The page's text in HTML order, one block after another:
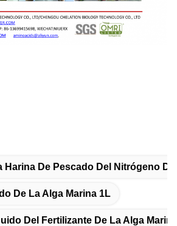
Harina De Pescado Del Nitrógeno
De La Alga Marina 1L
Del Fertilizante De La Alga Marina